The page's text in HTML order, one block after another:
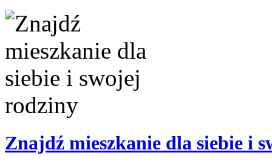
Znajdź mieszkanie dla siebie i